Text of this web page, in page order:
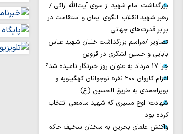
بزرگداشت امام شهید از سوی آیت‌الله اراکی /
رهبر شهید انقلاب؛ الگوی ایمان و استقامت در
برابر قدرت‌های جهانی
تصاویر /مراسم بزرگداشت خلبان شهید عباس
بابایی و حسین لشگری در قزوین
چرا 17 مرداد به عنوان روز خبرنگار نامیده شد؟
اعزام کاروان ۲۰۰ نفره نوجوانان کهگیلویه و
بویراحمدی به طریق الحسین (ع)
شهادت؛ اوج مسیری که شهید سامعی انتخاب
کرده بود
واکنش علمای بحرین به سخنان سخیف حاکم